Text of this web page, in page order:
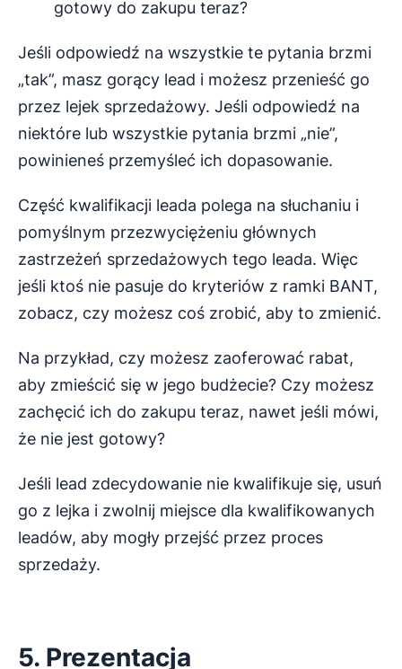
gotowy do zakupu teraz?
Jeśli odpowiedź na wszystkie te pytania brzmi
„tak”, masz gorący lead i możesz przenieść go
przez lejek sprzedażowy. Jeśli odpowiedź na
niektóre lub wszystkie pytania brzmi „nie”,
powinieneś przemyśleć ich dopasowanie.
Część kwalifikacji leada polega na słuchaniu i
pomyślnym przezwyciężeniu głównych
zastrzeżeń sprzedażowych tego leada. Więc
jeśli ktoś nie pasuje do kryteriów z ramki BANT,
zobacz, czy możesz coś zrobić, aby to zmienić.
Na przykład, czy możesz zaoferować rabat,
aby zmieścić się w jego budżecie? Czy możesz
zachęcić ich do zakupu teraz, nawet jeśli mówi,
że nie jest gotowy?
Jeśli lead zdecydowanie nie kwalifikuje się, usuń
go z lejka i zwolnij miejsce dla kwalifikowanych
leadów, aby mogły przejść przez proces
sprzedaży.
5. Prezentacja